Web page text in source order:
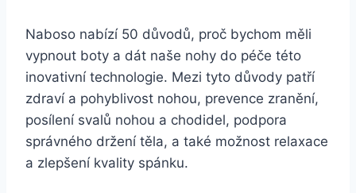
Naboso nabízí ‍50 důvodů,‍ proč bychom měli
⁤vypnout boty a dát naše nohy do péče této
inovativní⁢ technologie. Mezi tyto důvody⁤ patří
zdraví a pohyblivost nohou,‍ prevence zranění,
posílení ‍svalů nohou a chodidel, podpora
správného držení těla, a také možnost relaxace
a zlepšení kvality spánku.